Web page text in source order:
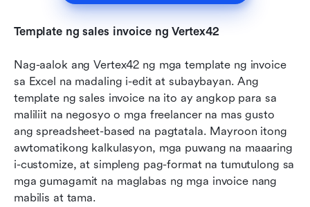
Template ng sales invoice ng Vertex42
Nag-aalok ang Vertex42 ng mga template ng invoice
sa Excel na madaling i-edit at subaybayan. Ang
template ng sales invoice na ito ay angkop para sa
maliliit na negosyo o mga freelancer na mas gusto
ang spreadsheet-based na pagtatala. Mayroon itong
awtomatikong kalkulasyon, mga puwang na maaaring
i-customize, at simpleng pag-format na tumutulong sa
mga gumagamit na maglabas ng mga invoice nang
mabilis at tama.